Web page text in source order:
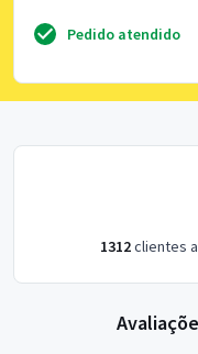
Pedido atendido
1312clientes